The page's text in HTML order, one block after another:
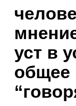
уст в
общее